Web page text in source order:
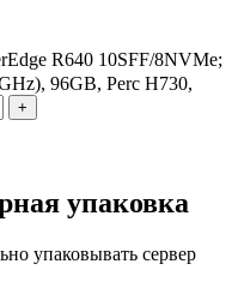
R640 10SFF/8NVMe;
96GB, Perc H730,
+
упаковка
упаковывать сервер